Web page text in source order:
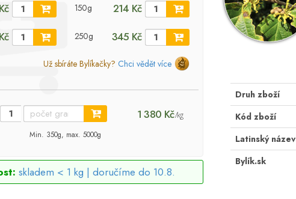
150g 214 Kč
250g 345 Kč
Už sbíráte Bylíkačky? Chci vědět více
1 380 Kč/kg
Min. 350g, max. 5000g
skladem < 1 kg |doručíme do 10.8.
Druh zboží
Kód zboží
Latinský název
Bylík.sk